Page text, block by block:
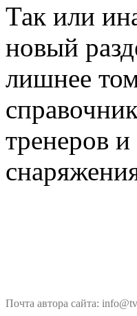
Так или
новый
лишнее
тренеров
Почта автора сайта: